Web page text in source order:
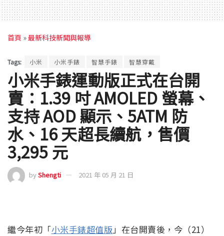
首頁 »最新科技新聞與報導
Tags: 小米 小米手錶 智慧手錶 智慧穿戴
小米手錶運動版正式在台開
賣：1.39 吋 AMOLED 螢幕、
支持 AOD 顯示、5ATM 防
水、16 天超長續航，售價
3,295 元
byShengti 2021 年 05 月 21 日
繼今年初「小米手錶超值版 」在台開賣後，今（21）